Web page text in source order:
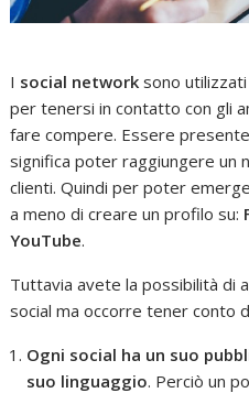
I social network sono
per tenersi in contatto con gli
fare compere. Essere
significa poter raggiungere un
clienti. Quindi per poter
a meno di creare un profilo su:
YouTube.
Tuttavia avete la possibilità di
social ma occorre tener conto
Ogni social ha un suo
suo linguaggio. Perciò un